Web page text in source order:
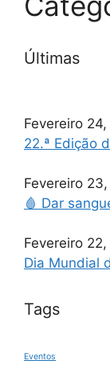
Últimas
Fevereiro
22.ª Edição
Fevereiro
🩸 Dar
Fevereiro
Dia Mundial
Tags
Eventos